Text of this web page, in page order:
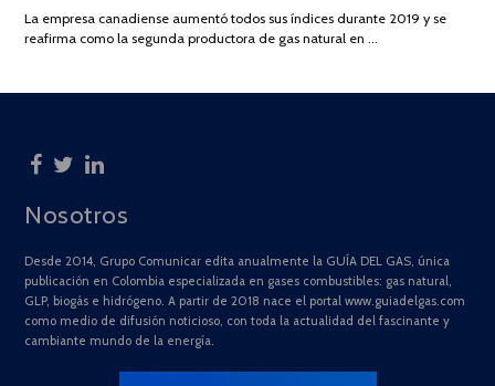
2025
La empresa canadiense aumentó todos sus índices durante 2019 y se
reafirma como la segunda productora de gas natural en …
Nosotros
Desde 2014, Grupo Comunicar edita anualmente la GUÍA DEL GAS, única
publicación en Colombia especializada en gases combustibles: gas natural,
GLP, biogás e hidrógeno. A partir de 2018 nace el portal www.guiadelgas.com
como medio de difusión noticioso, con toda la actualidad del fascinante y
cambiante mundo de la energía.